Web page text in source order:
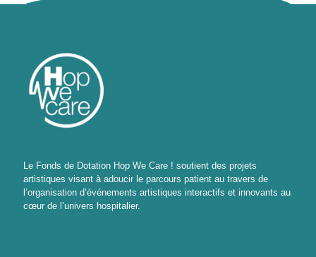
Le Fonds de Dotation Hop We Care ! soutient des projets
artistiques visant à adoucir le parcours patient au travers de
l’organisation d’événements artistiques interactifs et innovants au
cœur de l’univers hospitalier.